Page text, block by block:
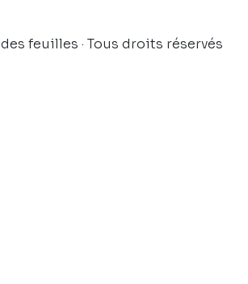
des feuilles · Tous droits réservés